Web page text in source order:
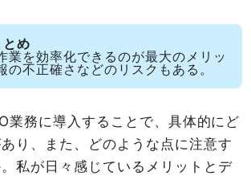
め
業を効率化できるのが最大のメリッ
の不正確さなどのリスクもある。
業務に導入することで、具体的にど
り、また、どのような点に注意す
私が日々感じているメリットとデ